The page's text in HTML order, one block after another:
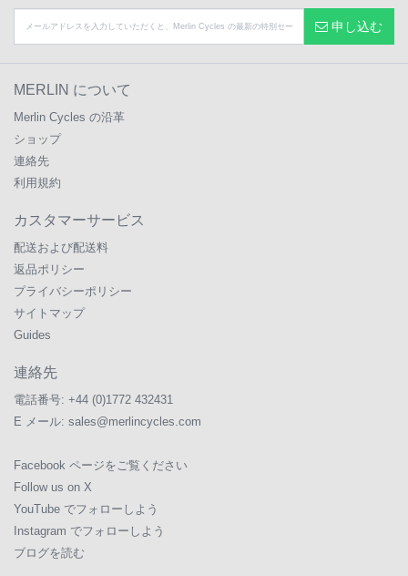
申し込む
MERLIN について
Merlin Cycles の沿革
ショップ
連絡先
利用規約
カスタマーサービス
配送および配送料
返品ポリシー
プライバシーポリシー
サイトマップ
Guides
連絡先
電話番号: +44 (0)1772 432431
E メール: sales@merlincycles.com
Facebook ページをご覧ください
Follow us on X
YouTube でフォローしよう
Instagram でフォローしよう
ブログを読む